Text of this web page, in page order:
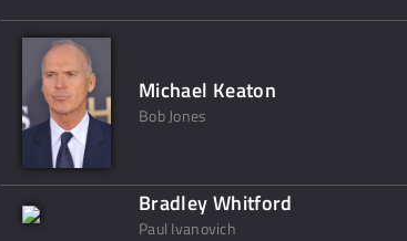
Michael Keaton
Bob Jones
Bradley Whitford
Paul Ivanovich